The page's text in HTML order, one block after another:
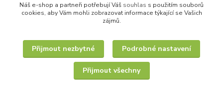
Náš e-shop a partneři potřebují Váš souhlas s použitím souborů
cookies, aby Vám mohli zobrazovat informace týkající se Vašich
zájmů.
Přijmout nezbytné Podrobné nastavení
Přijmout všechny